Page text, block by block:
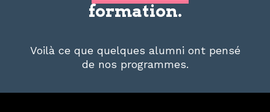
formation.
Voilà ce que quelques alumni ont pensé
de nos programmes.